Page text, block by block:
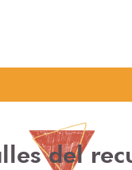
del